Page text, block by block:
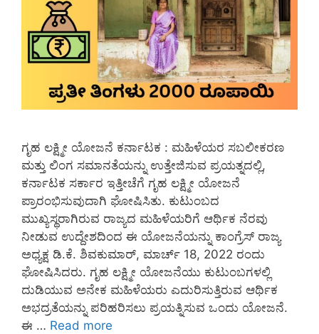
ಗೃಹ ಲಕ್ಷ್ಮೀ ಯೋಜನೆ ಕರ್ನಾಟಕ : ಮಹಿಳೆಯರ ಸಬಲೀಕರಣ
ಮತ್ತು ಲಿಂಗ ಸಮಾನತೆಯನ್ನು ಉತ್ತೇಜಿಸುವ ಪ್ರಯತ್ನದಲ್ಲಿ,
ಕರ್ನಾಟಕ ಸರ್ಕಾರ ಇತ್ತೀಚೆಗೆ ಗೃಹ ಲಕ್ಷ್ಮೀ ಯೋಜನೆ
ಪ್ರಾರಂಭಿಸುವುದಾಗಿ ಘೋಷಿಸಿತು. ಕುಟುಂಬದ
ಮುಖ್ಯಸ್ಥರಾಗಿರುವ ರಾಜ್ಯದ ಮಹಿಳೆಯರಿಗೆ ಆರ್ಥಿಕ ನೆರವು
ನೀಡುವ ಉದ್ದೇಶದಿಂದ ಈ ಯೋಜನೆಯನ್ನು ಕಾಂಗ್ರೆಸ್ ರಾಜ್ಯ
ಅಧ್ಯಕ್ಷ ಡಿ.ಕೆ. ಶಿವಕುಮಾರ್, ಮಾರ್ಚ್ 18, 2022 ರಂದು
ಘೋಷಿಸಿದರು. ಗೃಹ ಲಕ್ಷ್ಮೀ ಯೋಜನೆಯು ಕುಟುಂಬಗಳಲ್ಲಿ
ದುಡಿಯುವ ಅನೇಕ ಮಹಿಳೆಯರು ಎದುರಿಸುತ್ತಿರುವ ಆರ್ಥಿಕ
ಅಭದ್ರತೆಯನ್ನು ಪರಿಹರಿಸಲು ಪ್ರಯತ್ನಿಸುವ ಒಂದು ಯೋಜನೆ.
ಈ … Read more